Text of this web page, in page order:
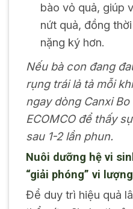
bào vỏ quả, giúp
nứt quả, đồng
nặng ký hơn.
Nếu bà con đang
rụng trái lả tả mỗi
ngay dòng Canxi
ECOMCO để thấy
sau 1-2 lần phun.
Nuôi dưỡng hệ vi
“giải phóng” vi lượng
Để duy trì hiệu quả